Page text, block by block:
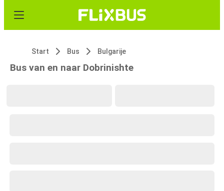
Start Bus Bulgarije
Bus van en naar Dobrinishte